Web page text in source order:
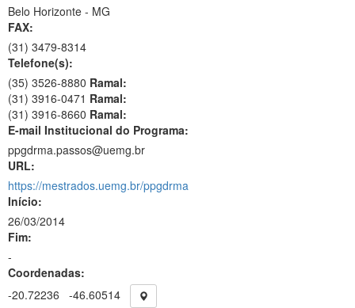
Belo Horizonte - MG
FAX:
(31) 3479-8314
Telefone(s):
(35) 3526-8880 Ramal:
(31) 3916-0471 Ramal:
(31) 3916-8660 Ramal:
E-mail Institucional do Programa:
ppgdrma.passos@uemg.br
URL:
https://mestrados.uemg.br/ppgdrma
Início:
26/03/2014
Fim:
-
Coordenadas:
-20.72236
-46.60514